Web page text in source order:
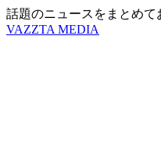
話題のニュースをまとめて
VAZZTA MEDIA